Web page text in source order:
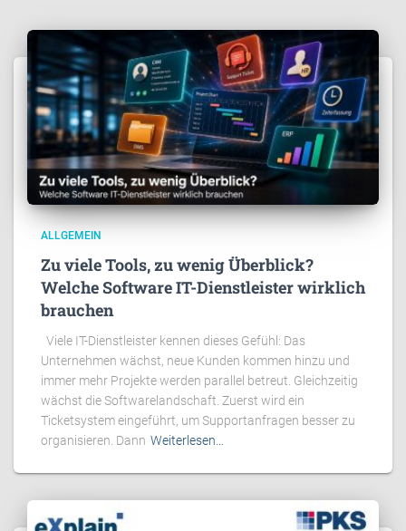
ALLGEMEIN
Zu viele Tools, zu wenig Überblick?
Welche Software IT-Dienstleister wirklich
brauchen
Viele IT-Dienstleister kennen dieses Gefühl: Das
Unternehmen wächst, neue Kunden kommen hinzu und
immer mehr Projekte werden parallel betreut. Gleichzeitig
wächst die Softwarelandschaft. Zuerst wird ein
Ticketsystem eingeführt, um Supportanfragen besser zu
organisieren. Dann Weiterlesen…